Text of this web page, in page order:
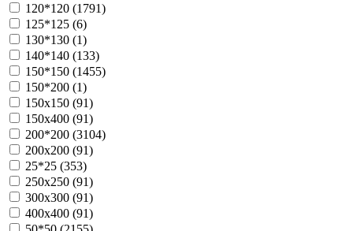
120*120 (1791)
125*125 (6)
130*130 (1)
140*140 (133)
150*150 (1455)
150*200 (1)
150х150 (91)
150х400 (91)
200*200 (3104)
200х200 (91)
25*25 (353)
250х250 (91)
300х300 (91)
400х400 (91)